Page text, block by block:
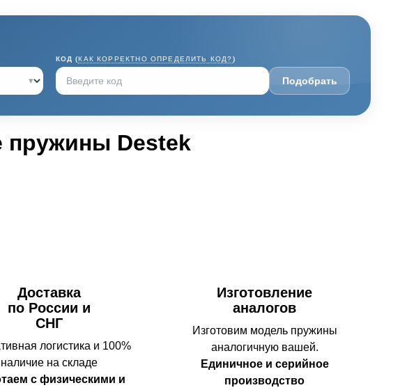
▾
КОД (КАК КОРРЕКТНО ОПРЕДЕЛИТЬ КОД? )
Подобрать
пружины Destek
Доставка
по России и
СНГ
логистика и 100%
наличие на складе
с физическими и
Изготовление
аналогов
Изготовим модель пружины
аналогичную вашей.
Единичное и серийное
производство